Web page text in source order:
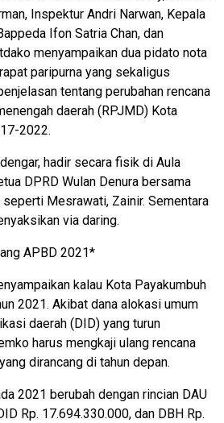
Inspektur Andri Narwan, Kepala
Ifon Satria Chan, dan
menyampaikan dua pidato nota
paripurna yang sekaligus
tentang perubahan rencana
daerah (RPJMD) Kota
2022.
hadir secara fisik di Aula
DPRD Wulan Denura bersama
Mesrawati, Zainir. Sementara
via daring.
APBD 2021*
kalau Kota Payakumbuh
2021. Akibat dana alokasi umum
daerah (DID) yang turun
harus mengkaji ulang rencana
dirancang di tahun depan.
2021 berubah dengan rincian DAU
Rp. 17.694.330.000, dan DBH Rp.